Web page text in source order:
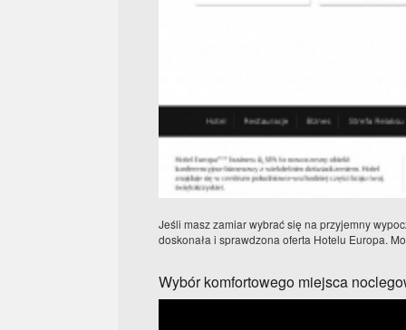
Jeśli masz zamiar wybrać się na przyjemny
doskonała i sprawdzona oferta Hotelu Europa.
Wybór komfortowego miejsca